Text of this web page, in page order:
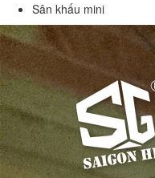
Sân khấu mini